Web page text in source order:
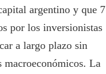
argentino y que 7
por los inversionistas
a largo plazo sin
macroeconómicos. La